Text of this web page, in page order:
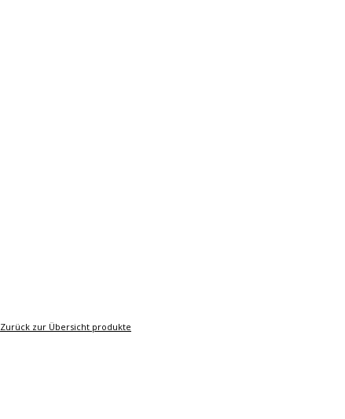
Zurück zur Übersicht produkte